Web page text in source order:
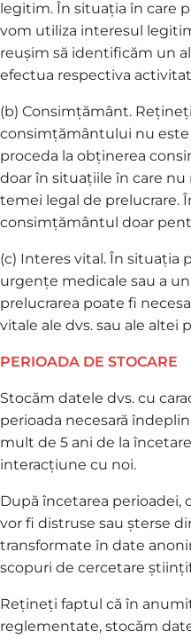
legitim. În situația în care
vom utiliza interesul
reușim să identificăm un
efectua respectiva
(b) Consimțământ.
consimțământului nu este
proceda la obținerea
doar în situațiile în care
temei legal de prelucrare.
consimțământul doar
(c) Interes vital. În situația
urgențe medicale sau a
prelucrarea poate fi
vitale ale dvs. sau ale altei
PERIOADA DE STOCARE
Stocăm datele dvs. cu
perioada necesară
mult de 5 ani de la
interacțiune cu noi.
După încetarea perioadei,
vor fi distruse sau șterse
transformate în date
scopuri de cercetare
Rețineți faptul că în
reglementate, stocăm